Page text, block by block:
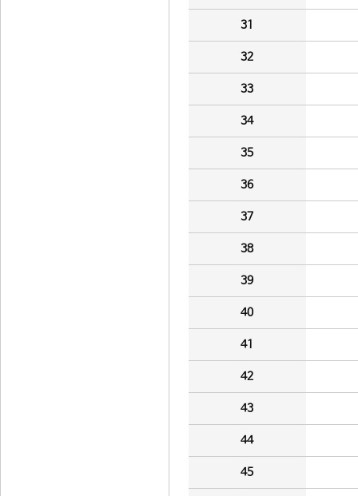
31
32
33
34
35
36
37
38
39
40
41
42
43
44
45